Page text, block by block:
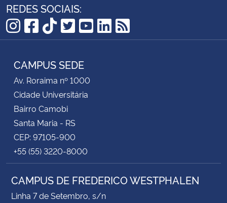
REDES SOCIAIS:
Instagram
Facebook
TikTok
Twitter
YouTube
LinkedIn
RSS
CAMPUS SEDE
Av. Roraima nº 1000
Cidade Universitária
Bairro Camobi
Santa Maria - RS
CEP: 97105-900
+55 (55) 3220-8000
CAMPUS DE FREDERICO WESTPHALEN
Linha 7 de Setembro, s/n